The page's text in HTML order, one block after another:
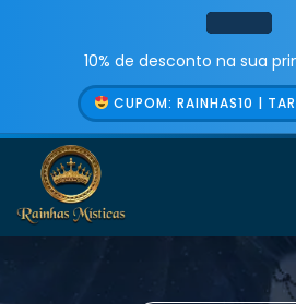
10% de desconto na sua
CUPOM: RAINHAS10 |